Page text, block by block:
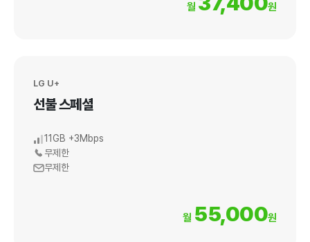
월 원
LG U+
선불 스페셜
11GB +3Mbps
무제한
무제한
월 55,000원